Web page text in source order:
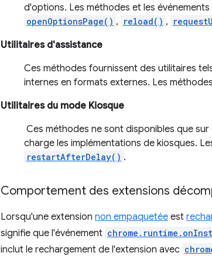
d'options. Les méthodes et les
openOptionsPage() , reload() ,
Utilitaires d'assistance
Ces méthodes fournissent des utilitaires
internes en formats externes. Les
Utilitaires du mode Kiosque
Ces méthodes ne sont disponibles que
charge les implémentations de kiosques.
restartAfterDelay() .
Comportement des extensions
Lorsqu'une extension non empaquetée est
signifie que l'événement
inclut le rechargement de l'extension avec